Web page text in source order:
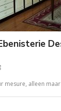
mesure, alleen